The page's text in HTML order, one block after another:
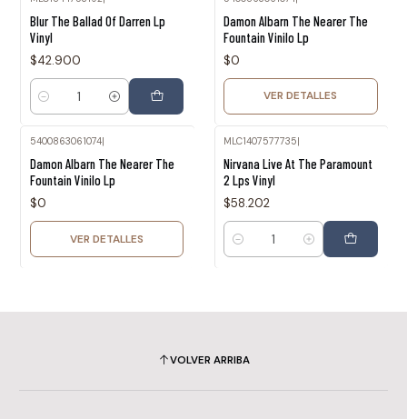
Blur The Ballad Of Darren Lp
Vinyl
$42.900
Cantidad
Damon Albarn The Nearer The
Fountain Vinilo Lp
$0
VER DETALLES
5400863061074|
Damon Albarn The Nearer The
Fountain Vinilo Lp
$0
VER DETALLES
MLC1407577735
Nirvana Live At The Paramount
2 Lps Vinyl
$58.202
Cantidad
VOLVER ARRIBA